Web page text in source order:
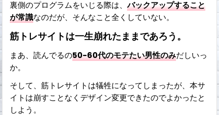
裏側のプログラムをいじる際は、バックアップすること
が常識なのだが、そんなこと全くしていない。
筋トレサイトは一生崩れたままであろう。
まあ、読んでるの50-60代のモテたい男性のみだしいっ
か。
そして、筋トレサイトは犠牲になってしまったが、本サ
イトは崩すことなくデザイン変更できたのでよかったと
しよう。